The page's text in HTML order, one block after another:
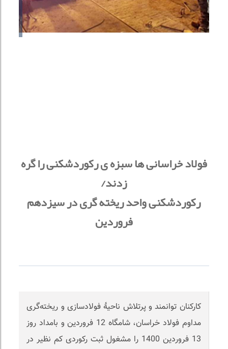
فولاد خراسانی ها سبزه ی رکوردشکنی را گره
زدند/
رکوردشکنی واحد ریخته گری در سیزدهم
فروردین
کارکنان توانمند و پرتلاش ناحیۀ فولادسازی و ریخته‌گری
مداوم فولاد خراسان، شامگاه 12 فروردین و بامداد روز
13 فروردین 1400 را مشغول ثبت رکوردی کم نظیر در